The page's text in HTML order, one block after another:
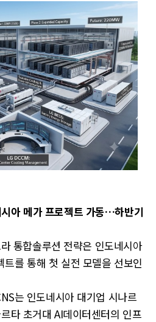
아 메가 프로젝트 가동…하반기
통합솔루션 전략은 인도네시아
트를 통해 첫 실전 모델을 선보인
는 인도네시아 대기업 시나르
타 초거대 AI데이터센터의 인프